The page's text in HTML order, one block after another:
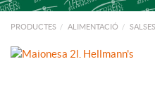
PRODUCTES ALIMENTACIÓ SALSES